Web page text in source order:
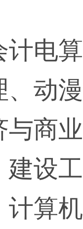
电
动
商
设工
算